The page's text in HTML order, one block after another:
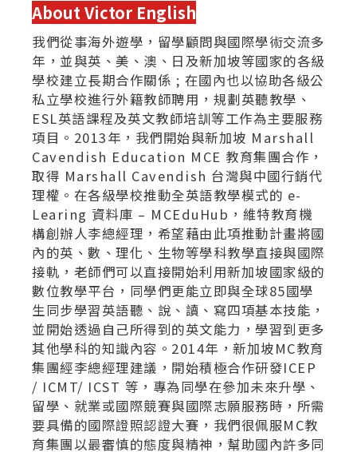
About Victor English
我們從事海外遊學，留學顧問與國際學術交流多
年，並與英、美、澳、日及新加坡等國家的各級
學校建立長期合作關係 ; 在國內也以協助各級公
私立學校進行外籍教師聘用，規劃英聽教學、
ESL英語課程及英文教師培訓等工作為主要服務
項目。2013年，我們開始與新加坡 Marshall
Cavendish Education MCE 教育集團合作，
取得 Marshall Cavendish 台灣與中國行銷代
理權。在各級學校推動全英語教學模式的 e-
Learing 資料庫 – MCEduHub，維特教育機
構創辦人李總經理，希望藉由此項推動計畫將國
內的英、數、理化、生物等學科教學直接與國際
接軌，老師們可以直接開始利用新加坡國家級的
數位教學平台，同學們更能立即與全球85國學
生同步學習英語聽、說、讀、寫四項基本技能，
並開始透過自己所得到的英文能力，學習到更多
其他學科的知識內容。2014年，新加坡MC教育
集團經李總經理建議，開始積極合作研發ICEP
/ ICMT/ ICST 等，專為同學在參加未來升學、
留學、就業或國際競賽與國際志願服務時，所需
要具備的國際證照認證大賽，我們很佩服MC教
育集團以最審慎的態度與精神，幫助國內許多同